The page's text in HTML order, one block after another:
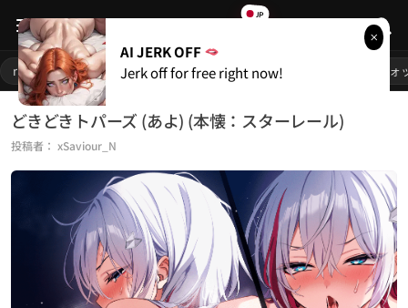
RULE34 JP
rule34 1girl 巨乳 ポルノ 変態おっぱい オーバーウォ
人気リンク
始める
ライブカメラ
無料ポルノ
人気カテゴリー
rule34 66,387
どきどきトパーズ (あよ) (本懐：スターレール)
投稿者： xSaviour_N
AI JERK OFF
Jerk off for free right now!